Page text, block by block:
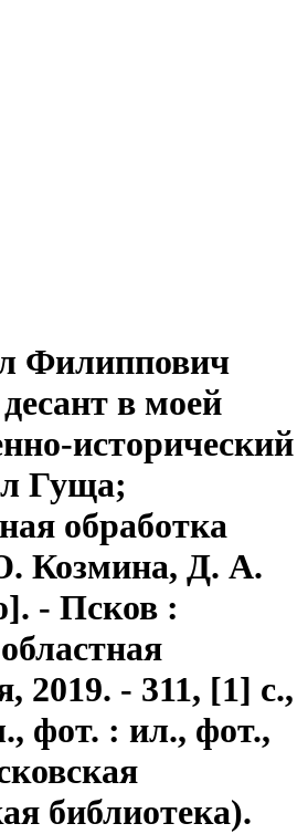
Филиппович
в моей
исторический
Гуща;
обработка
Козмина, Д. А.
- Псков :
2019. - 311, [1] с.,
фот. : ил., фот.,
библиотека).